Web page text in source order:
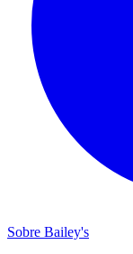
Sobre Bailey's